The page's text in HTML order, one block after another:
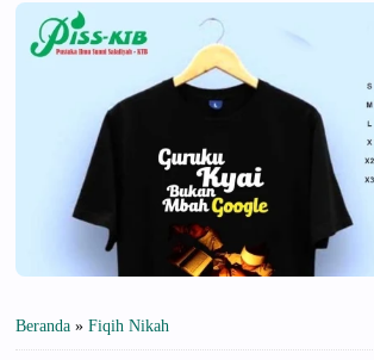
Beranda » Fiqih Nikah